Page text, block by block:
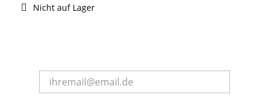
Nicht auf Lager